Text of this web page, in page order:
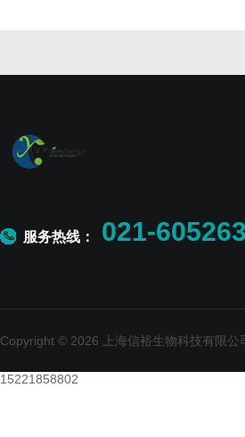
服务热线： 021-
Copyright © 2026 上海信裕生物科技有限
15221858802